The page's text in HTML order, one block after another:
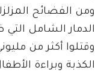
ومن الفضائح
الدمار الشامل التي
وقتلوا أكثر من
الكذبة وبراءة